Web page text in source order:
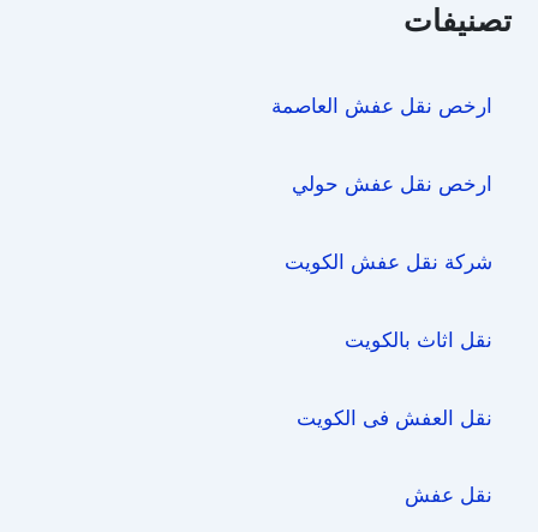
تصنيفات
ارخص نقل عفش العاصمة
ارخص نقل عفش حولي
شركة نقل عفش الكويت
نقل اثاث بالكويت
نقل العفش فى الكويت
نقل عفش